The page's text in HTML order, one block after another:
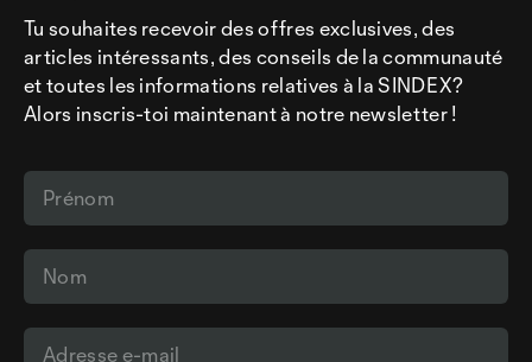
Tu souhaites recevoir des offres exclusives, des
articles intéressants, des conseils de la communauté
et toutes les informations relatives à la SINDEX?
Alors inscris-toi maintenant à notre newsletter !